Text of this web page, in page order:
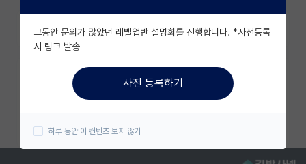
유학교육
이벤트
반도체 아카데미
재팬라운지 🌸
그동안 문의가 많았던 레벨업반 설명회를 진행합니다. *사전등록
시 링크 발송
사전 등록하기
하루 동안 이 컨텐츠 보지 않기
다양한 서비스를 이용해보세요!
즐겨찾기